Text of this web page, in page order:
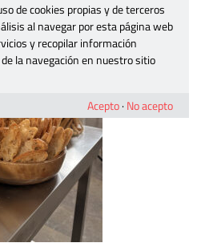
rodrigo-03
de cookies propias y de terceros
al navegar por esta página web
y recopilar información
la navegación en nuestro sitio
Acepto· No acepto